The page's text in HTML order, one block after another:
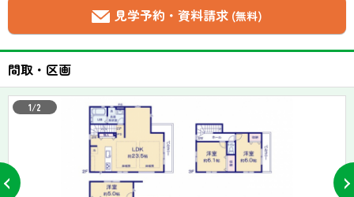
見学予約・資料請求 (無料)
間取・区画
1/2